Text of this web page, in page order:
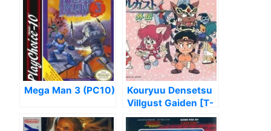
Mega Man 3 (PC10)
Kouryuu Densetsu
Villgust Gaiden [T-
Eng_Tarzanh]